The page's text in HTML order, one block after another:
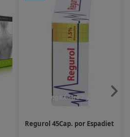
Entrega entre 7 y 10 dias
Regurol 45Cap. por Espadiet